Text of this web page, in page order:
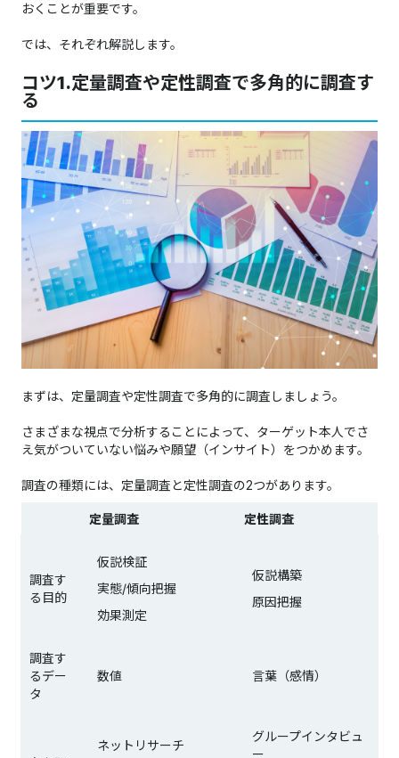
おくことが重要です。
では、それぞれ解説します。
コツ1.定量調査や定性調査で多角的に調査す
る
まずは、定量調査や定性調査で多角的に調査しましょう。
さまざまな視点で分析することによって、ターゲット本人でさ
え気がついていない悩みや願望（インサイト）をつかめます。
調査の種類には、定量調査と定性調査の2つがあります。
定量調査 定性調査
調査す
る目的
仮説検証
実態/傾向把握
効果測定
仮説構築
原因把握
調査す
るデー
タ
数値 言葉（感情）
ネットリサーチ
グループインタビュ
ー